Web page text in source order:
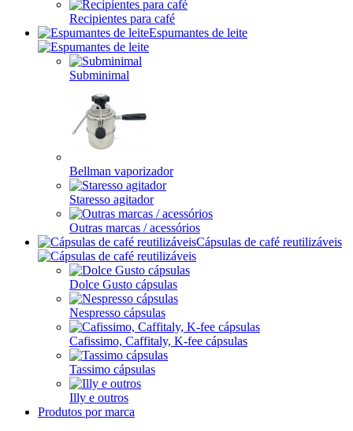
Recipientes para café
Espumantes de leite
Subminimal
Bellman vaporizador
Staresso agitador
Outras marcas / acessórios
Cápsulas de café reutilizáveis
Dolce Gusto cápsulas
Nespresso cápsulas
Cafissimo, Caffitaly, K-fee cápsulas
Tassimo cápsulas
Illy e outros
Produtos por marca